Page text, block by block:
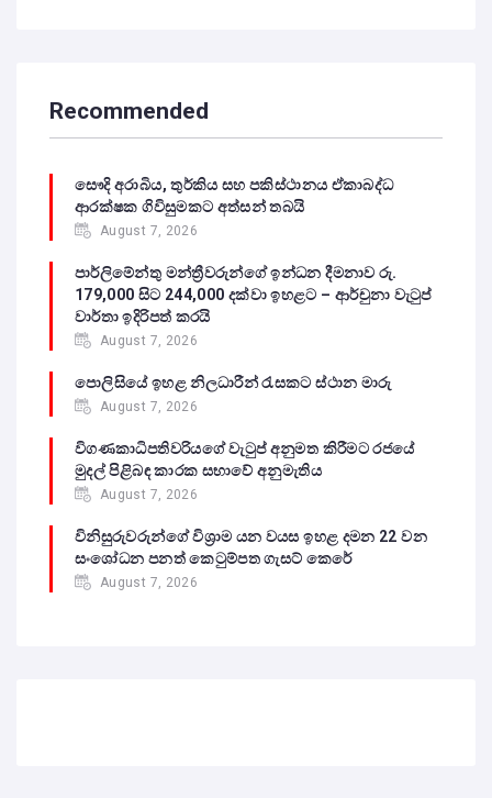
Recommended
සෞදි අරාබිය, තුර්කිය සහ පකිස්ථානය ඒකාබද්ධ
ආරක්ෂක ගිවිසුමකට අත්සන් තබයි
August 7, 2026
පාර්ලිමේන්තු මන්ත්‍රීවරුන්ගේ ඉන්ධන දීමනාව රු.
179,000 සිට 244,000 දක්වා ඉහළට – ආර්චුනා වැටුප්
වාර්තා ඉදිරිපත් කරයි
August 7, 2026
පොලිසියේ ඉහළ නිලධාරීන් රැසකට ස්ථාන මාරු
August 7, 2026
විගණකාධිපතිවරියගේ වැටුප් අනුමත කිරීමට රජයේ
මුදල් පිළිබඳ කාරක සභාවේ අනුමැතිය
August 7, 2026
විනිසුරුවරුන්ගේ විශ්‍රාම යන වයස ඉහළ දමන 22 වන
සංශෝධන පනත් කෙටුම්පත ගැසට් කෙරේ
August 7, 2026